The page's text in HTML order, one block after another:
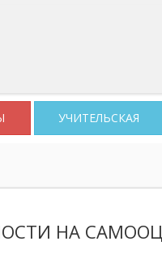
УЧИТЕЛЬСКАЯ
НА